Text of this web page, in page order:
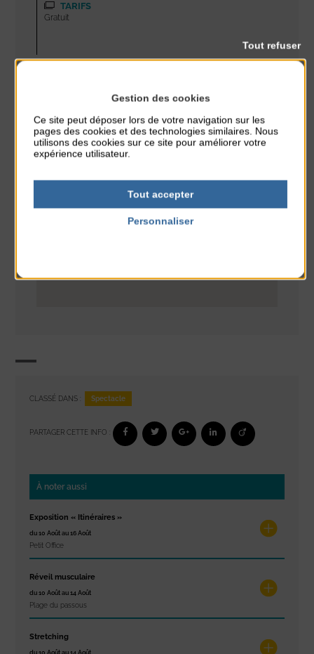
TARIFS
Gratuit
CLASSÉ DANS : Spectacle
PARTAGER CETTE INFO :
À noter aussi
Exposition « Itinéraires »
du 10 Août au 16 Août
Petit Office
Réveil musculaire
du 10 Août au 14 Août
Plage du passous
Stretching
Gestion des cookies
Ce site peut déposer lors de votre navigation sur les
pages des cookies et des technologies similaires. Nous
utilisons des cookies sur ce site pour améliorer votre
expérience utilisateur.
Tout accepter
Tout refuser
Personnaliser